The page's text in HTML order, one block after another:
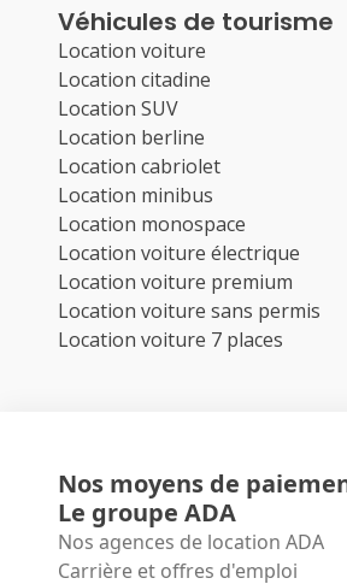
Véhicules de tourisme
Location voiture
Location citadine
Location SUV
Location berline
Location cabriolet
Location minibus
Location monospace
Location voiture électrique
Location voiture premium
Location voiture sans permis
Location voiture 7 places
Nos moyens de
Le groupe ADA
Nos agences de location ADA
Carrière et offres d'emploi